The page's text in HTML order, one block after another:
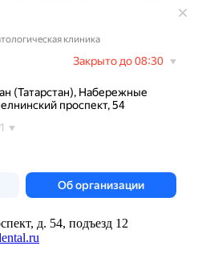
д. 54, подъезд 12